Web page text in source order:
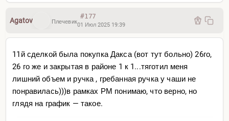
Agatov Плечевик
#177
01 Июл 2025 19:39
11й сделкой была покупка Дакса (вот тут больно) 26го,
26 го же и закрытая в районе 1 к 1...тяготил меня
лишний объем и ручка , гребанная ручка у чаши не
понравилась)))в рамках РМ понимаю, что верно, но
глядя на график — такое.